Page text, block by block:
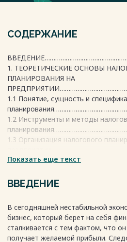
СОДЕРЖАНИЕ
1. ТЕОРЕТИЧЕСКИЕ ОСНОВЫ
ПЛАНИРОВАНИЯ НА
1.1 Понятие, сущность и
1.2 Инструменты и методы
1.3 Организация налогового
2. АНАЛИЗ НАЛОГОВОГО
2.1 Организационно-
2.2 Процедура налогового
уплачиваемые в
Показать еще текст
ВВЕДЕНИЕ
В сегодняшней нестабильной
бизнес, который берет на себя
сталкивается с тем фактом, что
получает желаемой прибыли.